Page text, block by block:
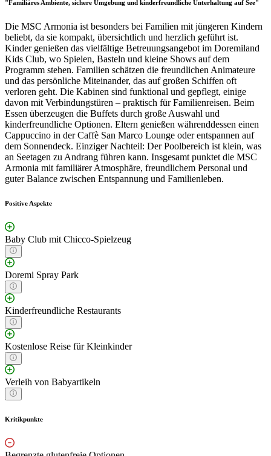
"Familiäres Ambiente, sichere Umgebung und kinderfreundliche Unterhaltung auf See"
Die MSC Armonia ist besonders bei Familien mit jüngeren Kindern
beliebt, da sie kompakt, übersichtlich und herzlich geführt ist.
Kinder genießen das vielfältige Betreuungsangebot im Doremiland
Kids Club, wo Spielen, Basteln und kleine Shows auf dem
Programm stehen. Familien schätzen die freundlichen Animateure
und das persönliche Miteinander, das auf großen Schiffen oft
verloren geht. Die Kabinen sind funktional und gepflegt, einige
davon mit Verbindungstüren – praktisch für Familienreisen. Beim
Essen überzeugen die Buffets durch große Auswahl und
kinderfreundliche Optionen. Eltern genießen währenddessen einen
Cappuccino in der Caffè San Marco Lounge oder entspannen auf
dem Sonnendeck. Einziger Nachteil: Der Poolbereich ist klein, was
an Seetagen zu Andrang führen kann. Insgesamt punktet die MSC
Armonia mit familiärer Atmosphäre, freundlichem Personal und
guter Balance zwischen Entspannung und Familienleben.
Positive Aspekte
Baby Club mit Chicco-Spielzeug
Doremi Spray Park
Kinderfreundliche Restaurants
Kostenlose Reise für Kleinkinder
Verleih von Babyartikeln
Kritikpunkte